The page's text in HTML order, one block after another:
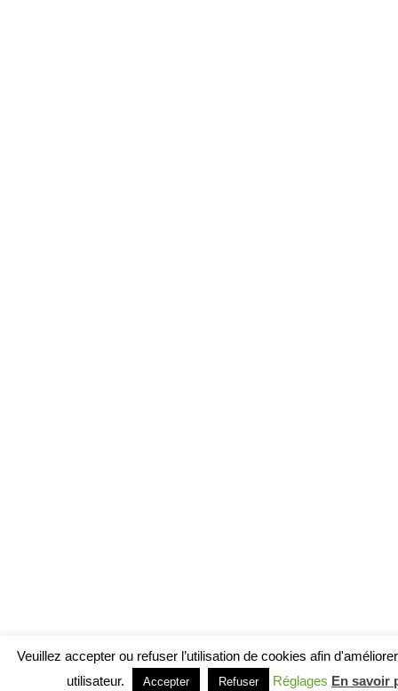
Veuillez accepter ou refuser l’utilisation de cookies afin
utilisateur.
Accepter Refuser Réglages En savoir